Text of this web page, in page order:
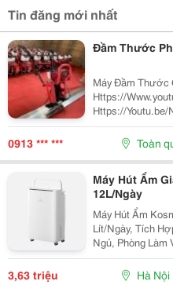
Tin đăng mới nhất
Đầm Thước
Máy Đầm Thước Giá Rẻ
Https://
Https://Youtu.be/Nlz6Ulo74Ky
Xăng Honda
Nhàng Dễ Sử
Thước Được
0913 *** *** Toàn
Máy Hút Ẩm
12L/Ngày
Máy Hút Ẩm
Lít/Ngày, Tích
Ngủ, Phòng Làm
Khoảng
Hoặc Nồm Ẩm,
Sàn Nhà Ướt,...
3,63 triệu Hà Nội